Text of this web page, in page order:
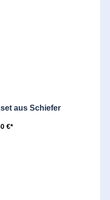
aus Schiefer
€*